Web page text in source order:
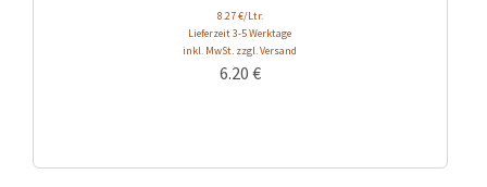
8.27 €/Ltr.
Lieferzeit 3-5 Werktage
inkl. MwSt. zzgl. Versand
6.20 €